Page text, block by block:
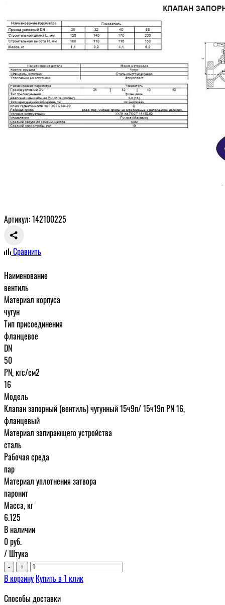
Артикул: 142100225
Сравнить
Наименование
вентиль
Материал корпуса
чугун
Тип присоединения
фланцевое
DN
50
PN, кгс/см2
16
Модель
Клапан запорный (вентиль) чугунный 15ч9п/ 15ч19п PN 16,
фланцевый
Материал запирающего устройства
сталь
Рабочая среда
пар
Материал уплотнения затвора
паронит
Масса, кг
6.125
В наличии
0руб.
/ Штука
- +
В корзину Купить в 1 клик
Способы доставки